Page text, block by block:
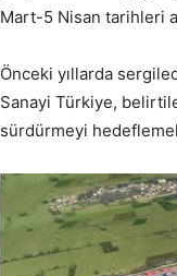
Mart-5 Nisan tarihleri
Önceki yıllarda
Sanayi Türkiye,
sürdürmeyi